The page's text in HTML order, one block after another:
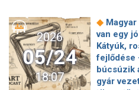
MI AZ A ROBOT
egyik
el Vitézy
oktatási
2026
05/24
18:07
◆
van egy
Kátyúk,
fejlődése
búcsúzik
gyár